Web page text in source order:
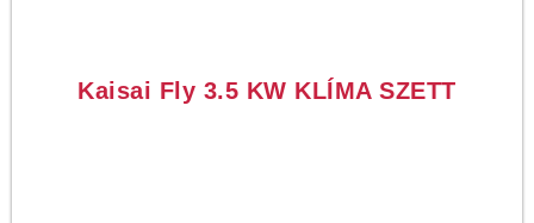
Kaisai Fly 3.5 KW KLÍMA SZETT